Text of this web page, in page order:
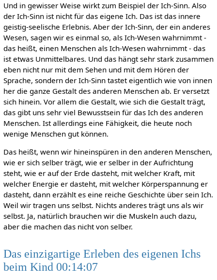
Und in gewisser Weise wirkt zum Beispiel der Ich-Sinn. Also
der Ich-Sinn ist nicht für das eigene Ich. Das ist das innere
geistig-seelische Erlebnis. Aber der Ich-Sinn, der ein anderes
Wesen, sagen wir es einmal so, als Ich-Wesen wahrnimmt -
das heißt, einen Menschen als Ich-Wesen wahrnimmt - das
ist etwas Unmittelbares. Und das hängt sehr stark zusammen
eben nicht nur mit dem Sehen und mit dem Hören der
Sprache, sondern der Ich-Sinn tastet eigentlich wie von innen
her die ganze Gestalt des anderen Menschen ab. Er versetzt
sich hinein. Vor allem die Gestalt, wie sich die Gestalt trägt,
das gibt uns sehr viel Bewusstsein für das Ich des anderen
Menschen. Ist allerdings eine Fähigkeit, die heute noch
wenige Menschen gut können.
Das heißt, wenn wir hineinspüren in den anderen Menschen,
wie er sich selber trägt, wie er selber in der Aufrichtung
steht, wie er auf der Erde dasteht, mit welcher Kraft, mit
welcher Energie er dasteht, mit welcher Körperspannung er
dasteht, dann erzählt es eine reiche Geschichte über sein Ich.
Weil wir tragen uns selbst. Nichts anderes trägt uns als wir
selbst. Ja, natürlich brauchen wir die Muskeln auch dazu,
aber die machen das nicht von selber.
Das einzigartige Erleben des eigenen Ichs
beim Kind 00:14:07